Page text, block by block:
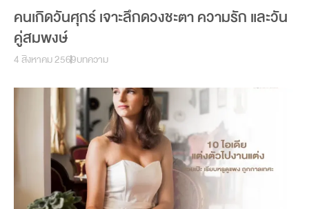
คนเกิดวันศุกร์ เจาะลึกดวงชะตา ความรัก และวัน
คู่สมพงษ์
4 สิงหาคม 2569บทความ